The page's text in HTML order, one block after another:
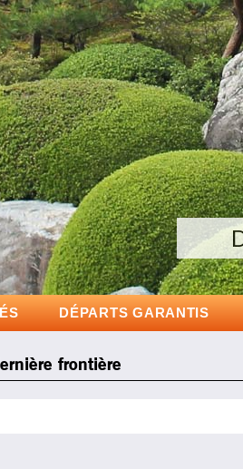
DÉPARTS GARANTIS
frontière